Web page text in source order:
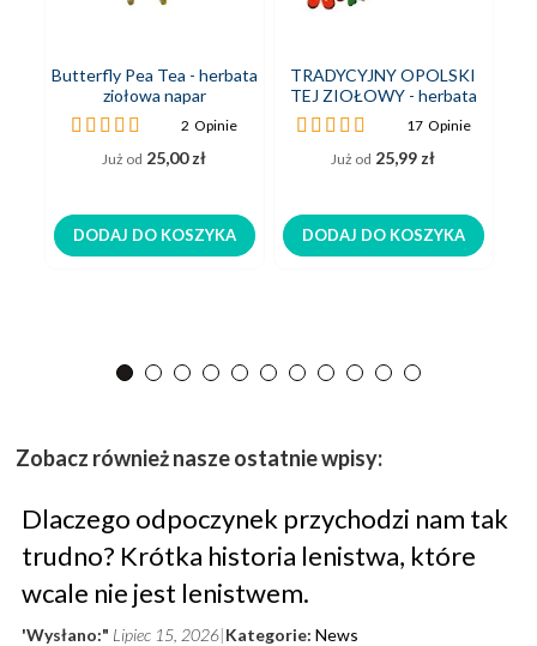
Butterfly Pea Tea - herbata
ziołowa napar
Ocena:
2Opinie
Już od 25,00 zł
DODAJ DO KOSZYKA
TRADYCYJNY OPOLSKI
TEJ ZIOŁOWY - herbata
ziołowa sypana napar
Ocena:
17 Opinie
Już od 25,99 zł
DODAJ DO KOSZYKA
Zobacz również nasze ostatnie wpisy:
Dlaczego odpoczynek przychodzi nam tak
trudno? Krótka historia lenistwa, które
wcale nie jest lenistwem.
'Wysłano:" Lipiec 15, 2026 Kategorie: News